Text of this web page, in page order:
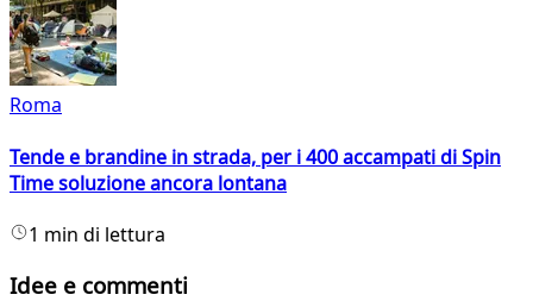
Roma
Tende e brandine in strada, per i 400 accampati di Spin
Time soluzione ancora lontana
1 min di lettura
Idee e commenti